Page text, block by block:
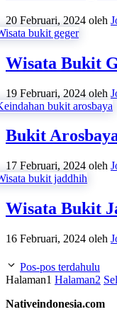
20 Februari, 2024 oleh
Wisata Bukit
19 Februari, 2024 oleh
Bukit
17 Februari, 2024 oleh
Wisata Bukit
16 Februari, 2024 oleh
Pos-pos terdahulu
Halaman1 Halaman2
Nativeindonesia.com